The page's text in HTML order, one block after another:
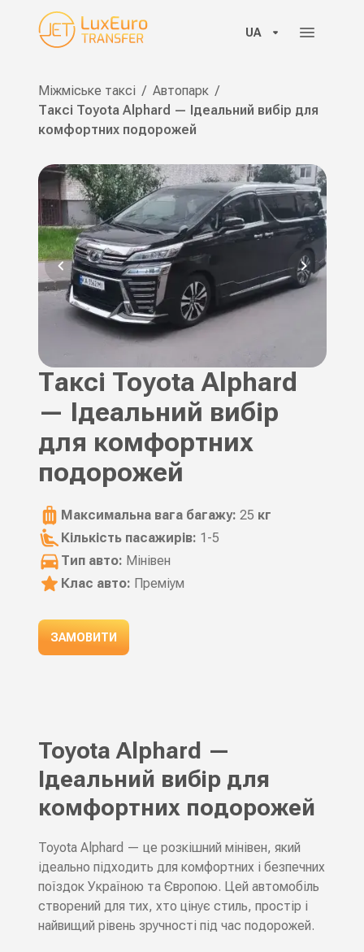
UA
Міжміське таксі / Автопарк /
Таксі Toyota Alphard — Ідеальний вибір для
комфортних подорожей
Таксі Toyota Alphard
— Ідеальний вибір
для комфортних
подорожей
Максимальна вага багажу: 25 кг
Кількість пасажирів: 1-5
Тип авто: Мінівен
Клас авто: Преміум
ЗАМОВИТИ
Toyota Alphard —
Ідеальний вибір для
комфортних подорожей
Toyota Alphard — це розкішний мінівен, який
ідеально підходить для комфортних і безпечних
поїздок Україною та Європою. Цей автомобіль
створений для тих, хто цінує стиль, простір і
найвищий рівень зручності під час подорожей.